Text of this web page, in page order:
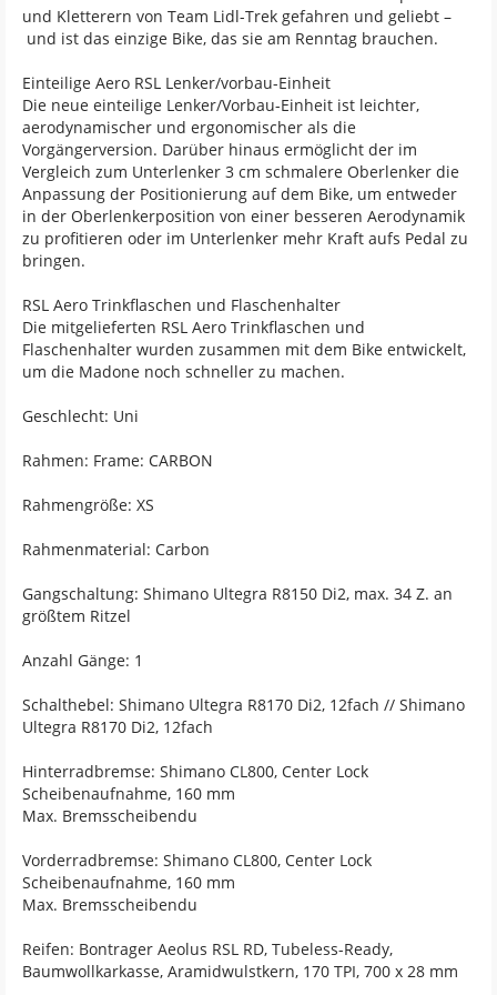
und Kletterern von Team Lidl-Trek gefahren und geliebt –
und ist das einzige Bike, das sie am Renntag brauchen.
Einteilige Aero RSL Lenker/vorbau-Einheit
Die neue einteilige Lenker/Vorbau-Einheit ist leichter,
aerodynamischer und ergonomischer als die
Vorgängerversion. Darüber hinaus ermöglicht der im
Vergleich zum Unterlenker 3 cm schmalere Oberlenker die
Anpassung der Positionierung auf dem Bike, um entweder
in der Oberlenkerposition von einer besseren Aerodynamik
zu profitieren oder im Unterlenker mehr Kraft aufs Pedal zu
bringen.
RSL Aero Trinkflaschen und Flaschenhalter
Die mitgelieferten RSL Aero Trinkflaschen und
Flaschenhalter wurden zusammen mit dem Bike entwickelt,
um die Madone noch schneller zu machen.
Geschlecht: Uni
Rahmen: Frame: CARBON
Rahmengröße: XS
Rahmenmaterial: Carbon
Gangschaltung: Shimano Ultegra R8150 Di2, max. 34 Z. an
größtem Ritzel
Anzahl Gänge: 1
Schalthebel: Shimano Ultegra R8170 Di2, 12fach // Shimano
Ultegra R8170 Di2, 12fach
Hinterradbremse: Shimano CL800, Center Lock
Scheibenaufnahme, 160 mm
Max. Bremsscheibendu
Vorderradbremse: Shimano CL800, Center Lock
Scheibenaufnahme, 160 mm
Max. Bremsscheibendu
Reifen: Bontrager Aeolus RSL RD, Tubeless-Ready,
Baumwollkarkasse, Aramidwulstkern, 170 TPI, 700 x 28 mm